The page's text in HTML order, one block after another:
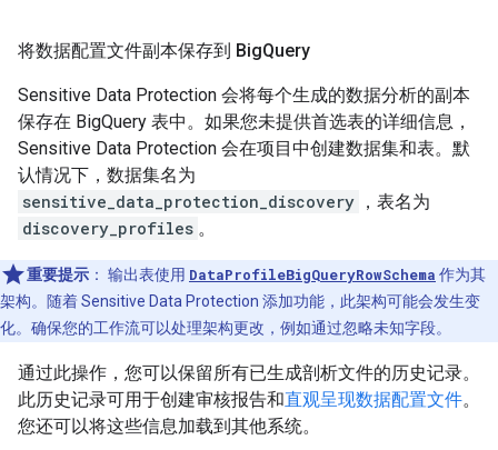
将数据配置文件副本保存到 BigQuery
Sensitive Data Protection 会将每个生成的数据分析的副本
保存在 BigQuery 表中。如果您未提供首选表的详细信息，
Sensitive Data Protection 会在项目中创建数据集和表。默
认情况下，数据集名为
sensitive_data_protection_discovery ，表名为
discovery_profiles 。
重要提示 ： 输出表使用 DataProfileBigQueryRowSchema 作为其
架构。随着 Sensitive Data Protection 添加功能，此架构可能会发生变
化。确保您的工作流可以处理架构更改，例如通过忽略未知字段。
通过此操作，您可以保留所有已生成剖析文件的历史记录。
此历史记录可用于创建审核报告和直观呈现数据配置文件。
您还可以将这些信息加载到其他系统。